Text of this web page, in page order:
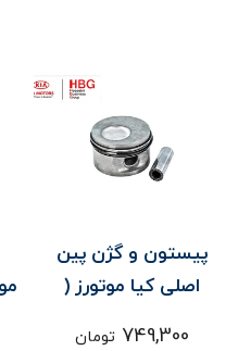
پيستون و گژن پين
اصلی کیا موتورز (
749,300 تومان